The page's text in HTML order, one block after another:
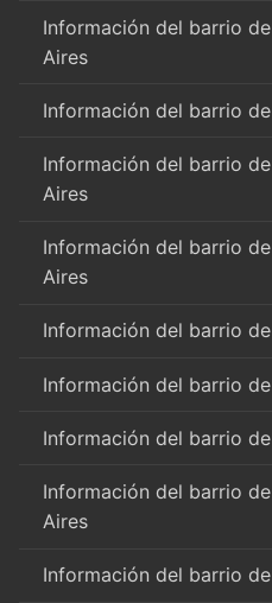
Información del barrio
Aires
Información del barrio
Información del barrio
Aires
Información del barrio
Aires
Información del barrio
Información del barrio
Información del barrio
Información del barrio
Aires
Información del barrio